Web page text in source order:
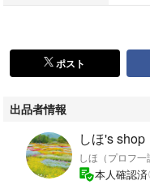
ングワンピース ブラウン 茶
ポスト
出品者情報
しほ's shop
しほ（プロフ一
本人確認済